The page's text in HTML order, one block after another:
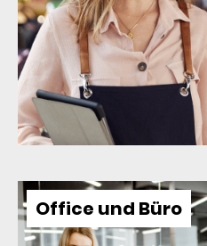
Office und Büro